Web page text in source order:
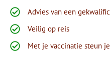
Advies van een
Veilig op reis
Met je vaccinatie steun